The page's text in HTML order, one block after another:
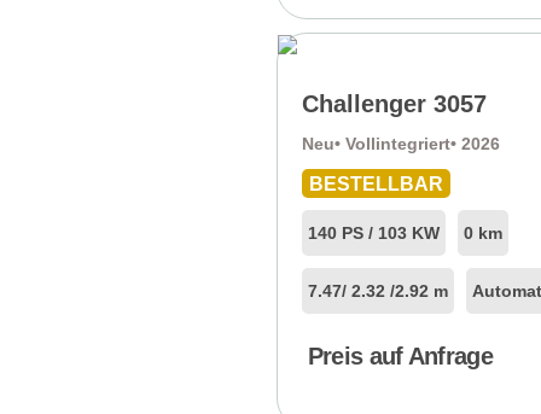
Challenger 3057
Neu• Vollintegriert• 2026
BESTELLBAR
140 PS / 103 KW 0 km
7.47/ 2.32 /2.92 m
Preis auf Anfrage